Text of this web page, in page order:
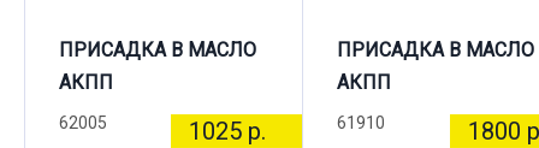
ПРИСАДКА В МАСЛО
АКПП
62005 1025 р.
ПРИСАДКА В МАСЛО
АКПП
61910 1800